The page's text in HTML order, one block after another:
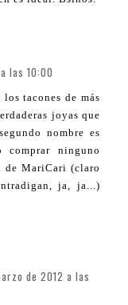
las 10:00
tacones de más
joyas que
nombre es
comprar ninguno
de MariCari (claro
ja, ja...)
de 2012 a las